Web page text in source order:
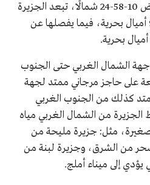
12-05-37 شرقًا مع دائرة العرض 10-58-24 شمالًا، تبعد الجزيرة
عن محافظة أملج بمسافة 9.8 أميال بحرية، فيما يفصلها عن
الشمال الغربي حتى الجنوب
على حاجز مرجاني ممتد لجهة
كذلك من الجنوب الغربي
من الشمال الغربي مياه
مثل: جزيرة مليحة من
من الشرق، وجزيرة لبنة من
إلى ميناء أملج.